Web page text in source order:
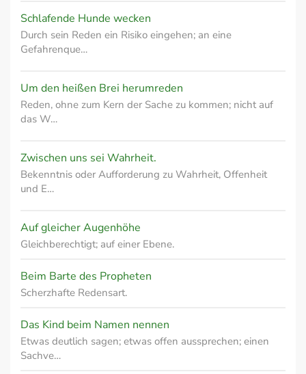
Schlafende Hunde wecken
Durch sein Reden ein Risiko eingehen; an eine
Gefahrenque…
Um den heißen Brei herumreden
Reden, ohne zum Kern der Sache zu kommen; nicht auf
das W…
Zwischen uns sei Wahrheit.
Bekenntnis oder Aufforderung zu Wahrheit, Offenheit
und E…
Auf gleicher Augenhöhe
Gleichberechtigt; auf einer Ebene.
Beim Barte des Propheten
Scherzhafte Redensart.
Das Kind beim Namen nennen
Etwas deutlich sagen; etwas offen aussprechen; einen
Sachve…